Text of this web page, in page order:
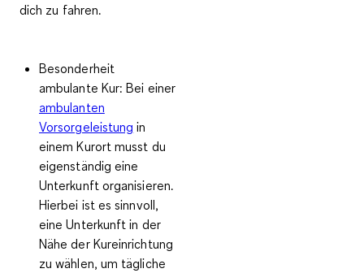
dich zu fahren.
Besonderheit
ambulante Kur: Bei einer
ambulanten
Vorsorgeleistung in
einem Kurort musst du
eigenständig eine
Unterkunft organisieren.
Hierbei ist es sinnvoll,
eine Unterkunft in der
Nähe der Kureinrichtung
zu wählen, um tägliche